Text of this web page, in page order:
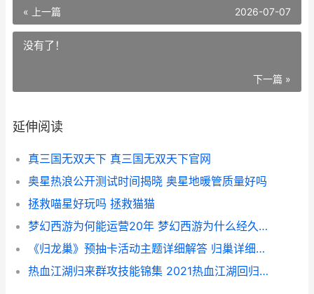
« 上一篇 2026-07-07
没有了！
下一篇 »
延伸阅读
真三国无双天下 真三国无双天下官网
奥星热浪公开测试时间揭晓 奥星地暖管质量好吗
拯救喵星好玩吗 拯救猫猫
梦幻西游为何能运营20年 梦幻西游为什么经久不衰
《归龙巢》预抽卡活动主题详细解答 归巢详细攻略
热血江湖归来群攻技能锦集 2021热血江湖回归推荐